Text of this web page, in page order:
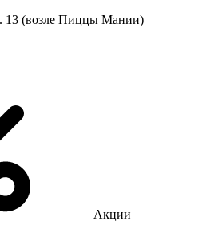
13 (возле Пиццы Мании)
Акции